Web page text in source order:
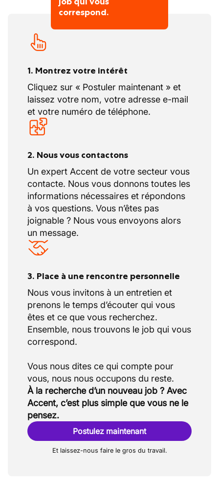
correspond.
1. Montrez votre intérêt
Cliquez sur « Postuler maintenant » et
laissez votre nom, votre adresse e-mail
et votre numéro de téléphone.
2. Nous vous contactons
Un expert Accent de votre secteur vous
contacte. Nous vous donnons toutes les
informations nécessaires et répondons
à vos questions. Vous n’êtes pas
joignable ? Nous vous envoyons alors
un message.
3. Place à une rencontre personnelle
Nous vous invitons à un entretien et
prenons le temps d’écouter qui vous
êtes et ce que vous recherchez.
Ensemble, nous trouvons le job qui vous
correspond.
Vous nous dites ce qui compte pour
À la recherche d’un nouveau job ? Avec
Accent, c’est plus simple que vous ne le
pensez.
Postulez maintenant
Et laissez-nous faire le gros du travail.